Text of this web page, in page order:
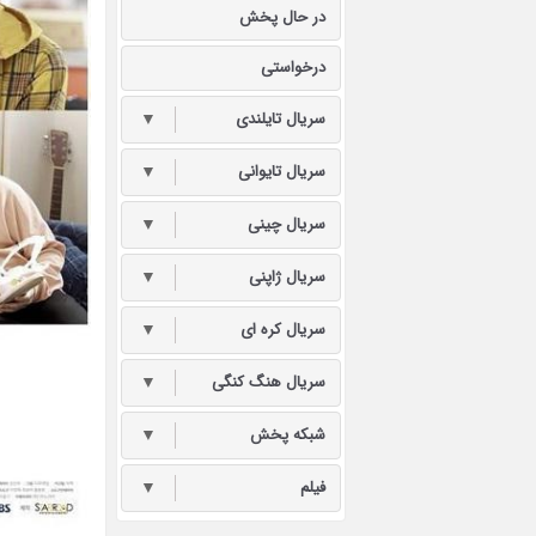
در حال پخش
درخواستی
سریال تایلندی ▼
سریال تایوانی ▼
سریال چینی ▼
سریال ژاپنی ▼
سریال کره ای ▼
سریال هنگ کنگی ▼
شبکه پخش ▼
فیلم ▼